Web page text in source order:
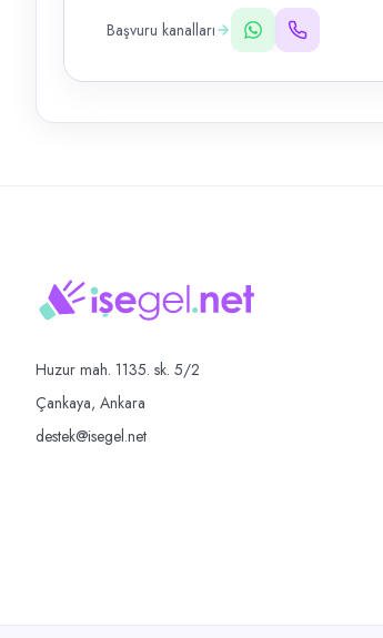
Başvuru kanalları
Huzur mah. 1135. sk. 5/2
Çankaya, Ankara
destek@isegel.net